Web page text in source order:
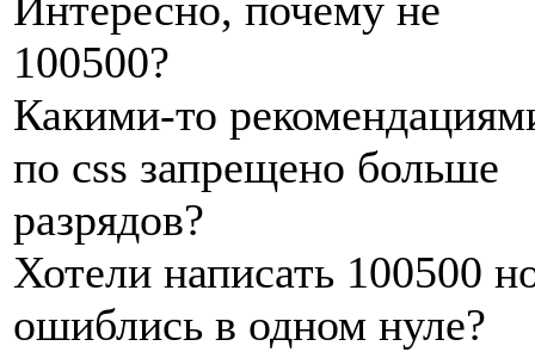
100500?
Какими-то
по css запрещено больше
разрядов?
Хотели написать 100500
ошиблись в одном нуле?